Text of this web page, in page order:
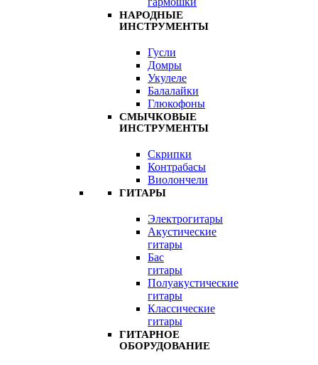
НАРОДНЫЕ
ИНСТРУМЕНТЫ
Гусли
Домры
Укулеле
Балалайки
Глюкофоны
СМЫЧКОВЫЕ
ИНСТРУМЕНТЫ
Скрипки
Контрабасы
Виолончели
ГИТАРЫ
Электрогитары
Акустические
гитары
Бас
гитары
Полуакустические
гитары
Классические
гитары
ГИТАРНОЕ
ОБОРУДОВАНИЕ